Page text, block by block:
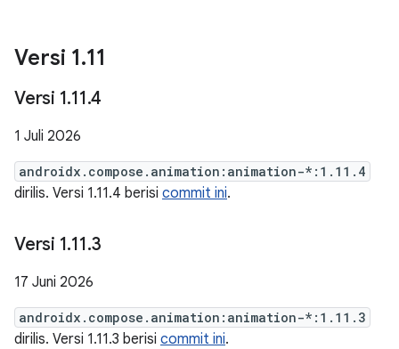
Versi 1.11
Versi 1.11.4
1 Juli 2026
androidx.compose.animation:animation-*:1.11.4
dirilis. Versi 1.11.4 berisi commit ini.
Versi 1.11.3
17 Juni 2026
androidx.compose.animation:animation-*:1.11.3
dirilis. Versi 1.11.3 berisi commit ini.